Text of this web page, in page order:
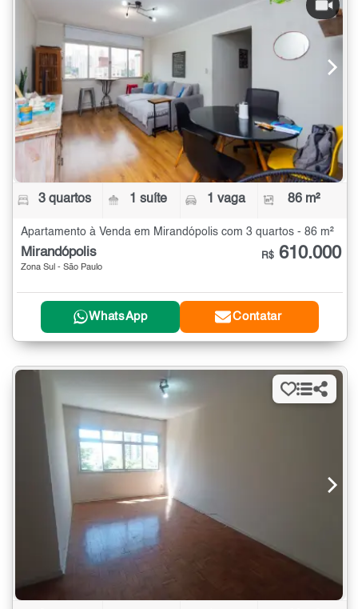
3 quartos 1 suíte 1 vaga 86 m²
Apartamento à Venda em Mirandópolis com 3 quartos - 86 m²
Mirandópolis
Zona Sul - São Paulo
R$ 610.000
WhatsApp Contatar